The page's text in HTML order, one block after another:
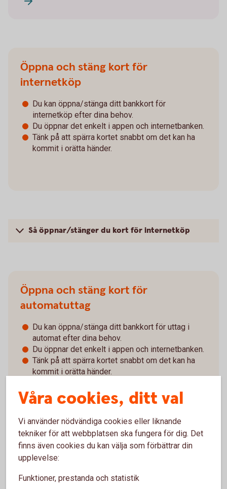
Öppna och stäng kort för
internetköp
Du kan öppna/stänga ditt bankkort för
internetköp efter dina behov.
Du öppnar det enkelt i appen och internetbanken.
Tänk på att spärra kortet snabbt om det kan ha
kommit i orätta händer.
Så öppnar/stänger du kort för internetköp
Öppna och stäng kort för
automatuttag
Du kan öppna/stänga ditt bankkort för uttag i
automat efter dina behov.
Du öppnar det enkelt i appen och internetbanken.
Tänk på att spärra kortet snabbt om det kan ha
kommit i orätta händer.
Så öppnar/stänger du kort för automatuttag
Våra cookies, ditt val
Vi använder nödvändiga cookies eller liknande
tekniker för att webbplatsen ska fungera för dig. Det
finns även cookies du kan välja som förbättrar din
upplevelse:
Funktioner, prestanda och statistik